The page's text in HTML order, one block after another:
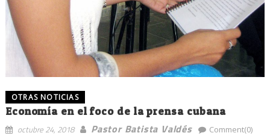
OTRAS NOTICIAS
Economía en el foco de la prensa cubana
octubre 24, 2018 Pastor Batista Valdés Comment(0)